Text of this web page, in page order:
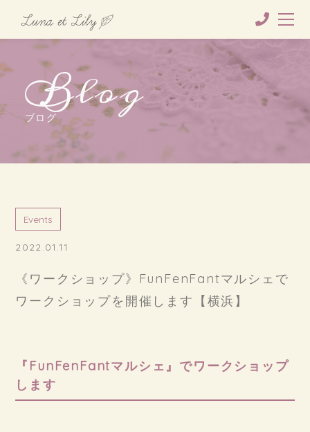
Blog
ブログ
Events
2022.01.11
《ワークショップ》FunFenFantマルシェで
ワークショップを開催します【横浜】
『FunFenFantマルシェ』でワークショップ
します